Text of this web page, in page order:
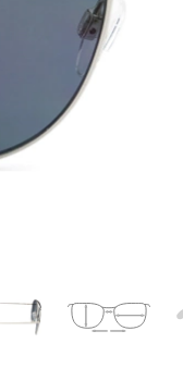
52 mm
Ширина линзы